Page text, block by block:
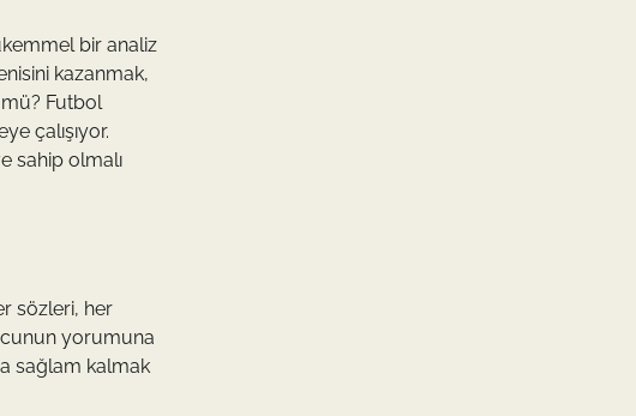
bir analiz
kazanmak,
mü? Futbol
çalışıyor.
sahip olmalı
sözleri, her
yorumuna
sağlam kalmak